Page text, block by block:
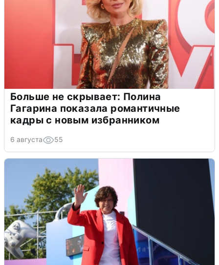
Больше не скрывает: Полина
Гагарина показала романтичные
кадры с новым избранником
6 августа 55